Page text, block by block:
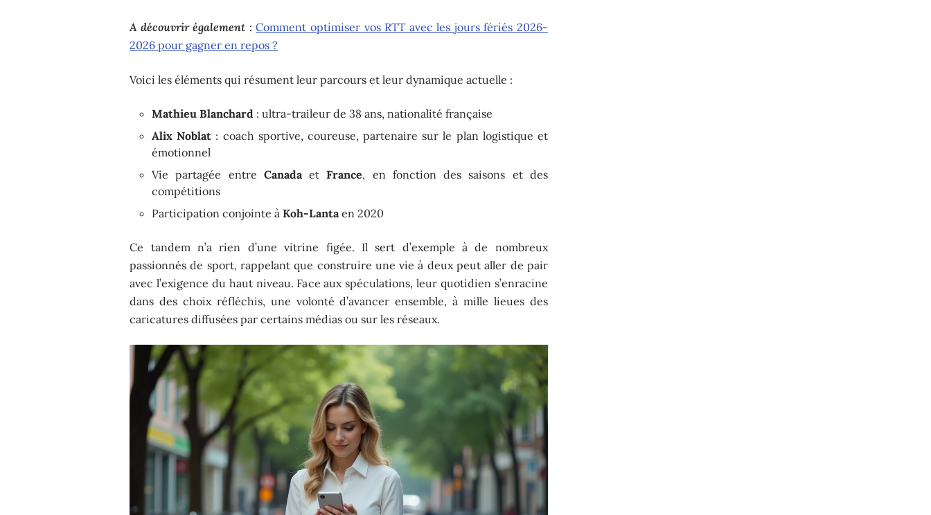
A découvrir également : Comment optimiser vos RTT avec les jours fériés 2026-
2026 pour gagner en repos ?
Voici les éléments qui résument leur parcours et leur dynamique actuelle :
Mathieu Blanchard : ultra-traileur de 38 ans, nationalité française
Alix Noblat : coach sportive, coureuse, partenaire sur le plan logistique et
émotionnel
Vie partagée entre CanadaetFrance, en fonction des saisons et des
compétitions
Participation conjointe àKoh-Lanta en 2020
Ce tandem n’a rien d’une vitrine figée. Il sert d’exemple à de nombreux
passionnés de sport, rappelant que construire une vie à deux peut aller de pair
avec l’exigence du haut niveau. Face aux spéculations, leur quotidien s’enracine
dans des choix réfléchis, une volonté d’avancer ensemble, à mille lieues des
caricatures diffusées par certains médias ou sur les réseaux.